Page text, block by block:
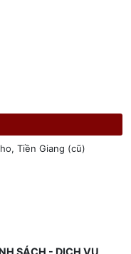
Tiền Giang (cũ)
SÁCH - DỊCH VỤ